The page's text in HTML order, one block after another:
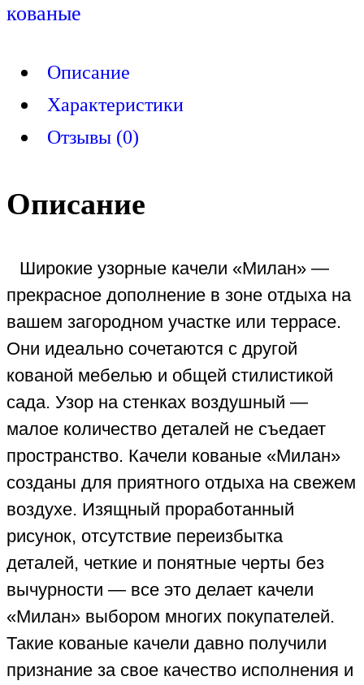
кованые
Описание
Характеристики
Отзывы (0)
Описание
Широкие узорные качели «Милан» —
прекрасное дополнение в зоне отдыха на
вашем загородном участке или террасе.
Они идеально сочетаются с другой
кованой мебелью и общей стилистикой
сада. Узор на стенках воздушный —
малое количество деталей не съедает
пространство. Качели кованые «Милан»
созданы для приятного отдыха на свежем
воздухе. Изящный проработанный
рисунок, отсутствие переизбытка
деталей, четкие и понятные черты без
вычурности — все это делает качели
«Милан» выбором многих покупателей.
Такие кованые качели давно получили
признание за свое качество исполнения и